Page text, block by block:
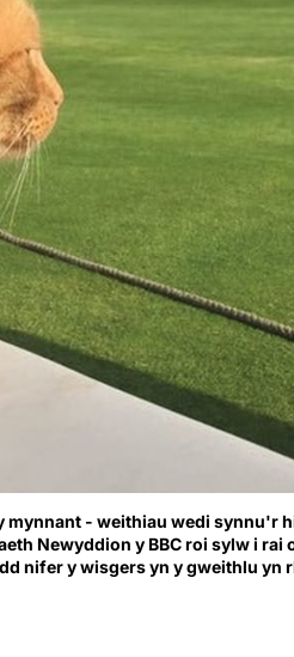
mynnant - weithiau wedi synnu'r
Newyddion y BBC roi sylw i rai
nifer y wisgers yn y gweithlu yn